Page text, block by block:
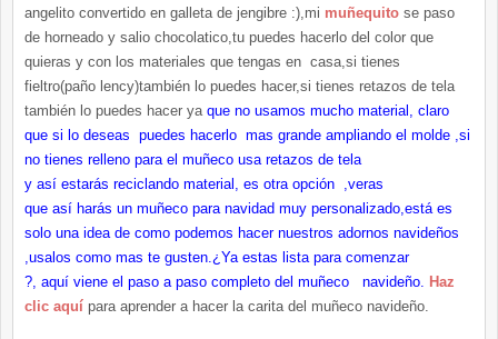
angelito convertido en galleta de jengibre :),mi muñequito se paso
de horneado y salio chocolatico,tu puedes hacerlo del color que
quieras y con los materiales que tengas en casa,si tienes
fieltro(paño lency)también lo puedes hacer,si tienes retazos de tela
también lo puedes hacer ya que no usamos mucho material, claro
que si lo deseas puedes hacerlo mas grande ampliando el molde ,si
no tienes relleno para el muñeco usa retazos de tela
y así estarás reciclando material, es otra opción ,veras
que así harás un muñeco para navidad muy personalizado,está es
solo una idea de como podemos hacer nuestros adornos navideños
,usalos como mas te gusten.¿Ya estas lista para comenzar
?, aquí viene el paso a paso completo del muñeco navideño. Haz
clic aquí para aprender a hacer la carita del muñeco navideño.